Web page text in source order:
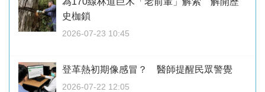
史枷鎖
2026-07-23 10:45
登革熱初期像感冒？ 醫師提醒民眾警覺
2026-07-22 12:05